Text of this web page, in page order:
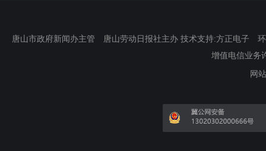
唐山市政府新闻办主管 唐山劳动日报社主办 技术支持:方正电子
增值电信业务
网